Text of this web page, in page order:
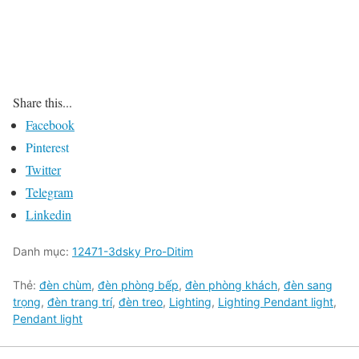
Share this...
Facebook
Pinterest
Twitter
Telegram
Linkedin
Danh mục: 12471-3dsky Pro-Ditim
Thẻ: đèn chùm, đèn phòng bếp, đèn phòng khách, đèn sang
trọng, đèn trang trí, đèn treo, Lighting, Lighting Pendant light,
Pendant light